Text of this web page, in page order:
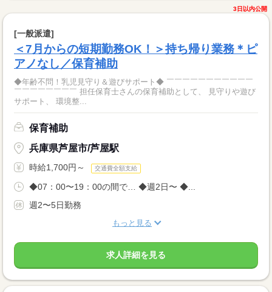
3日以内公開
[一般派遣]
＜7月からの短期勤務OK！＞持ち帰り業務＊ピ
アノなし／保育補助
◆年齢不問！乳児見守り＆遊びサポート◆ ￣￣￣￣￣￣￣￣￣￣￣
￣￣￣￣￣￣￣￣ 担任保育士さんの保育補助として、 見守りや遊び
サポート、 環境整...
保育補助
兵庫県芦屋市/芦屋駅
時給1,700円～ 交通費全額支給
◆07：00〜19：00の間で… ◆週2日〜 ◆...
週2〜5日勤務
もっと見る
求人詳細を見る